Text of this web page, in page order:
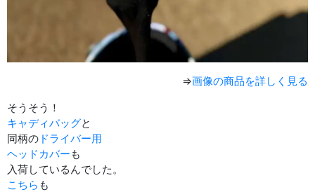
⇒画像の商品を詳しく見る
そうそう！
キャディバッグと
同柄の ドライバー用
ヘッドカバー も
入荷しているんでした。
こちら も